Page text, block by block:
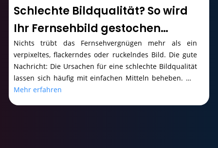
Schlechte Bildqualität? So wird
Ihr Fernsehbild gestochen
scharf
Nichts trübt das Fernsehvergnügen mehr als ein
verpixeltes, flackerndes oder ruckelndes Bild. Die gute
Nachricht: Die Ursachen für eine schlechte Bildqualität
lassen sich häufig mit einfachen Mitteln beheben. Wir
zeigen Ihnen, wie Sie Ihr Fernsehbild optimieren.
Mehr erfahren